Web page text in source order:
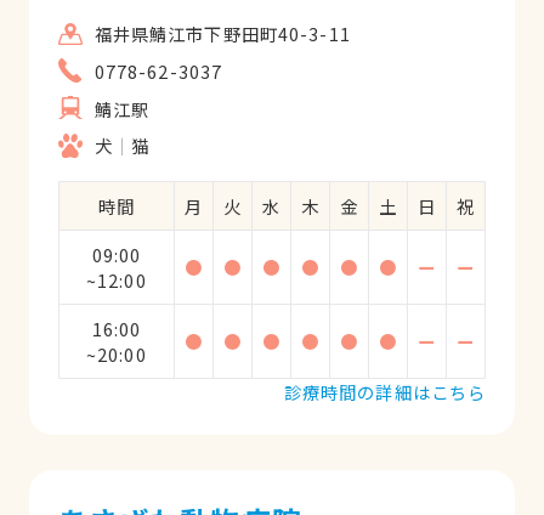
福井県鯖江市下野田町40-3-11
0778-62-3037
鯖江駅
犬
猫
時間 月 火 水 木 金 土 日
祝
09:00
~12:00
● ● ● ● ● ● ー ー
16:00
~20:00
● ● ● ● ● ● ー
ー
診療時間の詳細はこちら